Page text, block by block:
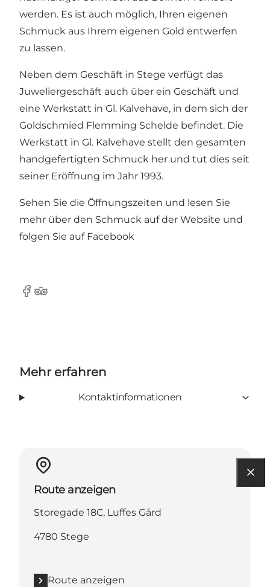
werden. Es ist auch möglich, Ihren eigenen
Schmuck aus Ihrem eigenen Gold entwerfen
zu lassen.
Neben dem Geschäft in Stege verfügt das
Juweliergeschäft auch über ein Geschäft und
eine Werkstatt in Gl. Kalvehave, in dem sich der
Goldschmied Flemming Schelde befindet. Die
Werkstatt in Gl. Kalvehave stellt den gesamten
handgefertigten Schmuck her und tut dies seit
seiner Eröffnung im Jahr 1993.
Sehen Sie die Öffnungszeiten und lesen Sie
mehr über den Schmuck auf der Website und
folgen Sie auf Facebook
Facebook
TripAdvisor
Mehr erfahren
Kontaktinformationen
Route anzeigen
Storegade 18C, Luffes Gård
4780 Stege
Route anzeigen